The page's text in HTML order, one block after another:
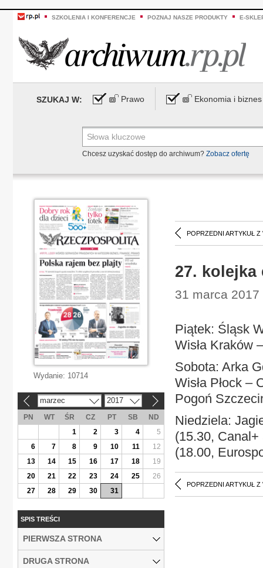
SZKOLENIA I KONFERENCJE POZNAJ NASZE PRODUKTY E-
SZUKAJ W: Prawo Ekonomia i biznes
Chcesz uzyskać dostęp do archiwum? Zobacz ofertę
POPRZEDNI ARTYKUŁ Z
27. kolejka
31 marca 2017
Piątek: Śląsk
Wisła Kraków
Sobota: Arka
Wisła Płock –
Pogoń
Niedziela:
(15.30,
(18.00,
POPRZEDNI ARTYKUŁ Z
Wydanie: 10714
marzec 2017
PN WT ŚR CZ PT SB
ND
1
2 3 4
5
6
7 8 9 10 11
12
13
14 15 16 17 18
19
20
21 22 23 24 25
26
27
28 29 30 31
SPIS TREŚCI
PIERWSZA STRONA
DRUGA STRONA